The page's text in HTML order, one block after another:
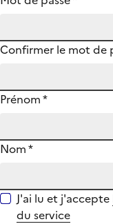
Confirmer le mot de
Prénom*
Nom*
J'ai lu et j'accepte
du service